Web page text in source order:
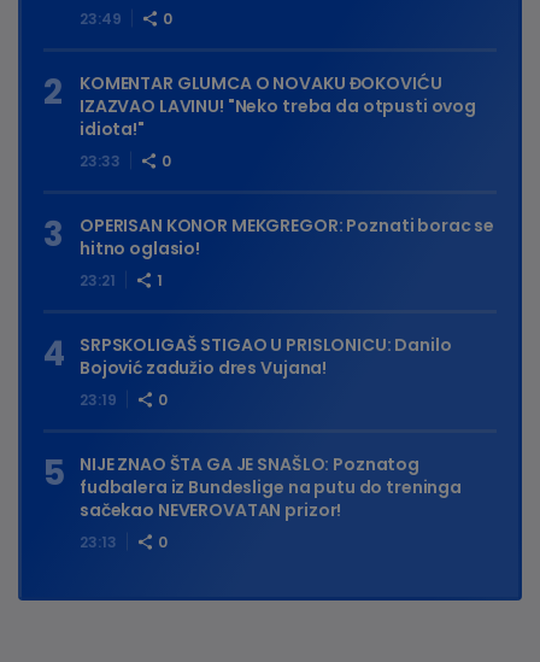
23:49 0
23:33 0
KOMENTAR GLUMCA O NOVAKU ĐOKOVIĆU
IZAZVAO LAVINU! "Neko treba da otpusti ovog
idiota!"
23:21 1
OPERISAN KONOR MEKGREGOR: Poznati borac se
hitno oglasio!
23:19 0
SRPSKOLIGAŠ STIGAO U PRISLONICU: Danilo
Bojović zadužio dres Vujana!
23:13 0
NIJE ZNAO ŠTA GA JE SNAŠLO: Poznatog
fudbalera iz Bundeslige na putu do treninga
sačekao NEVEROVATAN prizor!